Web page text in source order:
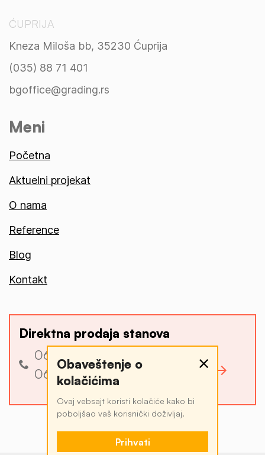
ĆUPRIJA
Kneza Miloša bb, 35230 Ćuprija
(035) 88 71 401
bgoffice@grading.rs
Meni
Početna
Aktuelni projekat
O nama
Reference
Blog
Kontakt
Direktna prodaja stanova
060 3 340 340
060 4 034 034 Pogledajte ponudu
Obaveštenje o
kolačićima
Ovaj vebsajt koristi kolačiće kako bi
poboljšao vaš korisnički doživljaj.
Prihvati